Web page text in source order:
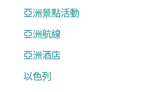
亞洲景點活動
亞洲航線
亞洲酒店
以色列